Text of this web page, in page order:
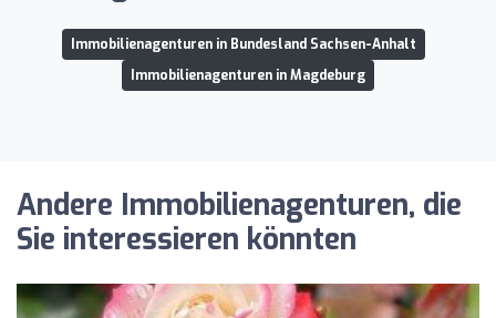
Immobilienagenturen in Bundesland Sachsen-Anhalt
Immobilienagenturen in Magdeburg
Andere Immobilienagenturen, die
Sie interessieren könnten